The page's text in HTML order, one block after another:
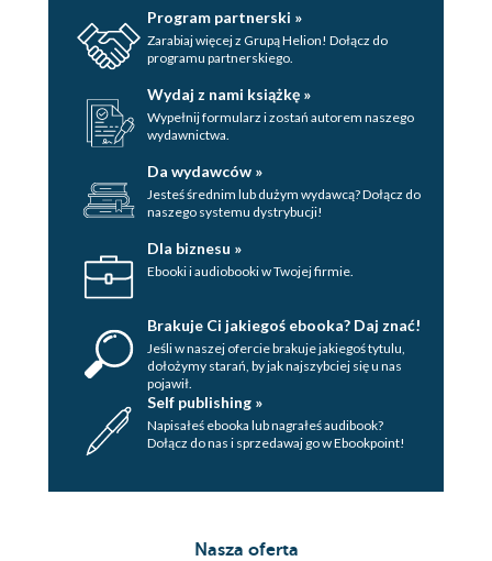
Program partnerski »
Zarabiaj więcej z Grupą Helion! Dołącz do
programu partnerskiego.
Wydaj z nami książkę »
Wypełnij formularz i zostań autorem naszego
wydawnictwa.
Da wydawców »
Jesteś średnim lub dużym wydawcą? Dołącz do
naszego systemu dystrybucji!
Dla biznesu »
Ebooki i audiobooki w Twojej firmie.
Brakuje Ci jakiegoś ebooka? Daj znać!
Jeśli w naszej ofercie brakuje jakiegoś tytulu,
dołożymy starań, by jak najszybciej się u nas
pojawił.
Self publishing »
Napisałeś ebooka lub nagrałeś audibook?
Dołącz do nas i sprzedawaj go w Ebookpoint!
Nasza oferta